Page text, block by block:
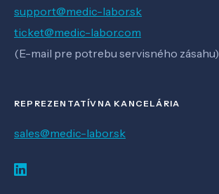
support@medic-labor.sk
ticket@medic-labor.com
(E-mail pre potrebu servisného zásahu)
REPREZENTATÍVNA KANCELÁRIA
sales@medic-labor.sk